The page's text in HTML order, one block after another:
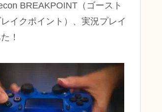
BREAKPOINT（ゴースト
イクポイント）、実況プレイ
！